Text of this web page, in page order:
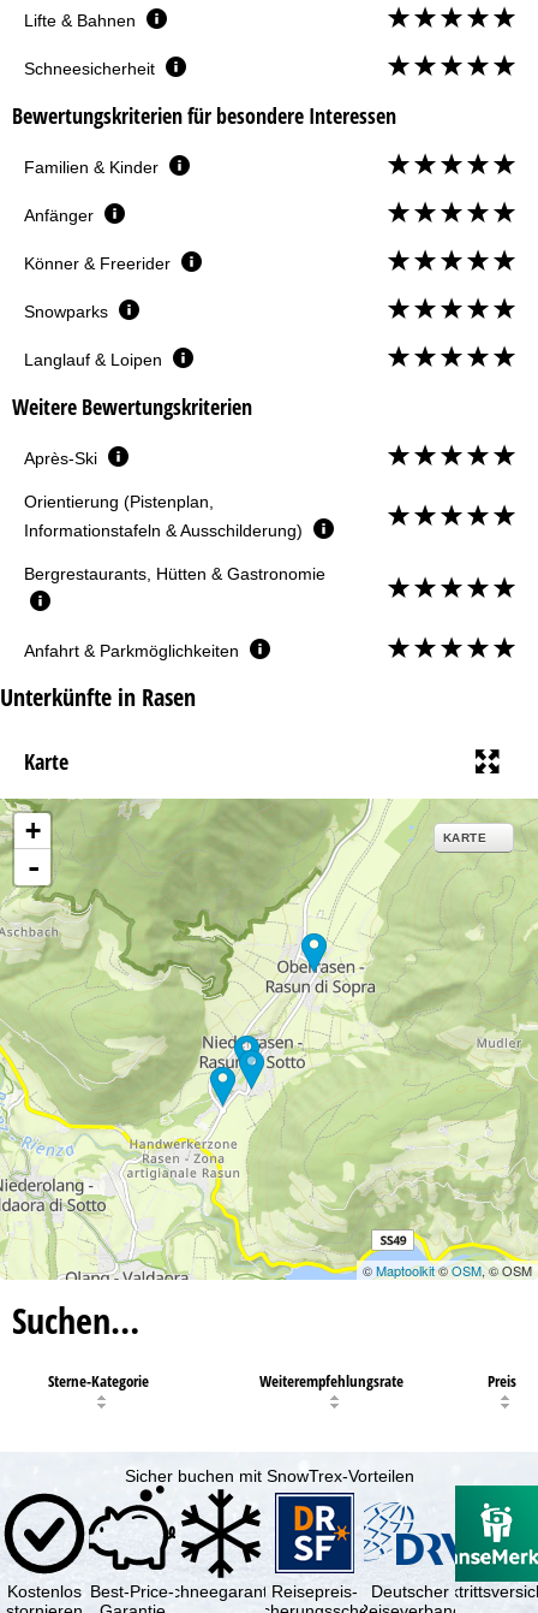
Lifte & Bahnen
Schneesicherheit
Bewertungskriterien für besondere Interessen
Familien & Kinder
Anfänger
Könner & Freerider
Snowparks
Langlauf & Loipen
Weitere Bewertungskriterien
Après-Ski
Orientierung (Pistenplan,
Informationstafeln & Ausschilderung)
Bergrestaurants, Hütten & Gastronomie
Anfahrt & Parkmöglichkeiten
Unterkünfte in Rasen
Karte
+
-
KARTE
©Maptoolkit©OSM, © OSM
Suchen…
Sterne-Kategorie Weiterempfehlungsrate Preis
Sicher buchen mit SnowTrex-Vorteilen
Kostenlos Best-Price-SchneegarantieReisepreis-
Deutscher